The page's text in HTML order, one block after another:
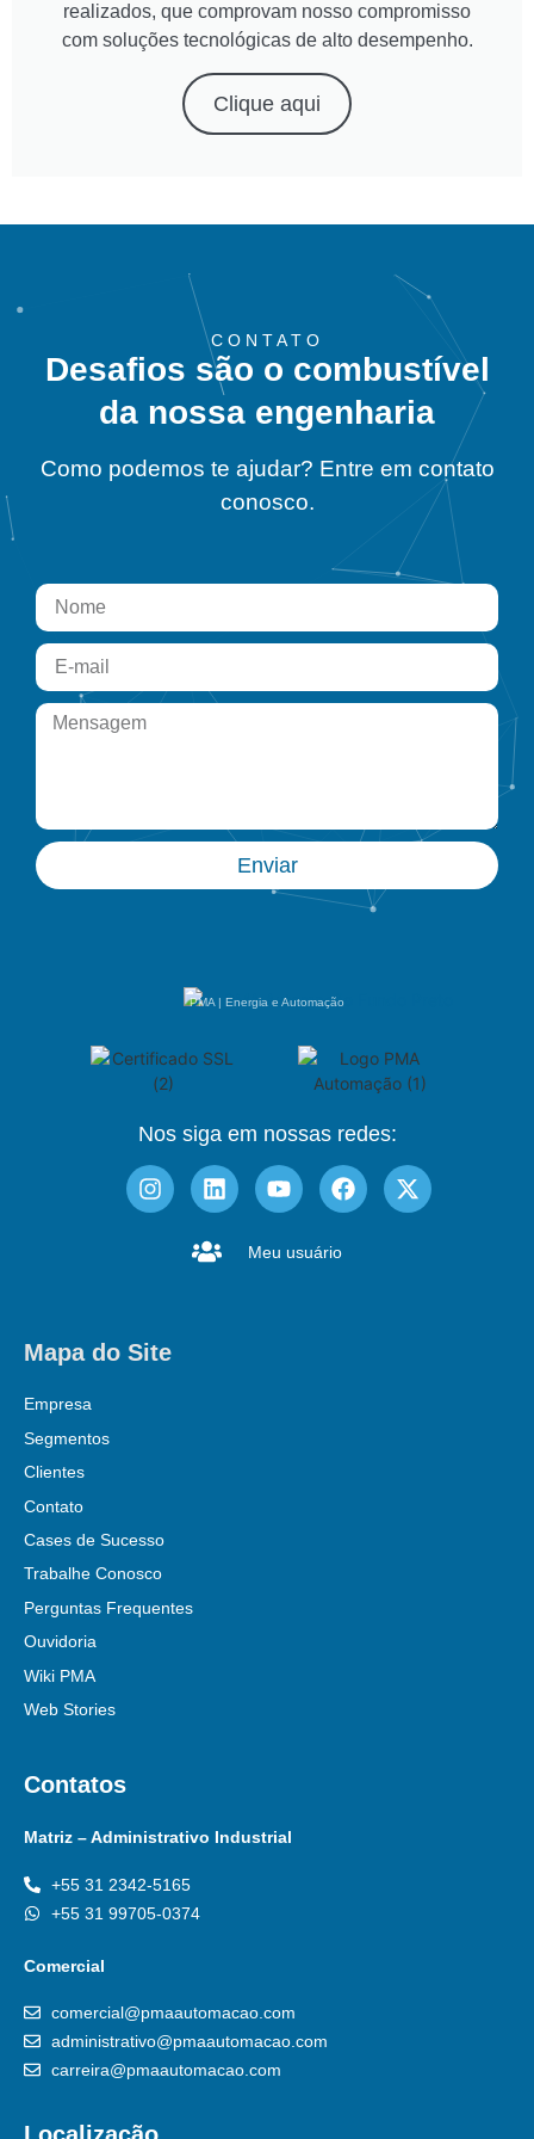
realizados, que comprovam nosso compromisso
com soluções tecnológicas de alto desempenho.
Clique aqui
CONTATO
Desafios são o combustível
da nossa engenharia
Como podemos te ajudar? Entre em contato
conosco.
Enviar
PMA | Energia e Automação
Nos siga em nossas redes:
Meu usuário
Mapa do Site
Empresa
Segmentos
Clientes
Contato
Cases de Sucesso
Trabalhe Conosco
Perguntas Frequentes
Ouvidoria
Wiki PMA
Web Stories
Contatos
Matriz – Administrativo Industrial
+55 31 2342-5165
+55 31 99705-0374
Comercial
comercial@pmaautomacao.com
administrativo@pmaautomacao.com
carreira@pmaautomacao.com